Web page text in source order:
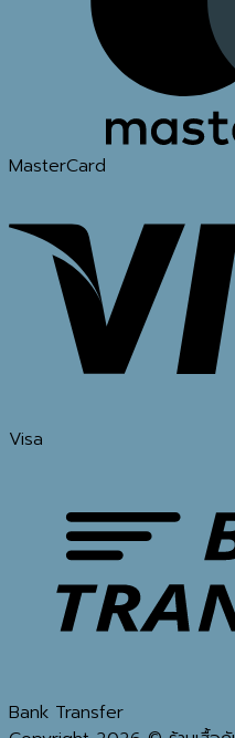
MasterCard
Visa
Bank Transfer